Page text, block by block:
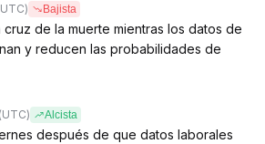
Bajista
de la muerte mientras los datos de
y reducen las probabilidades de
(UTC) Alcista
después de que datos laborales